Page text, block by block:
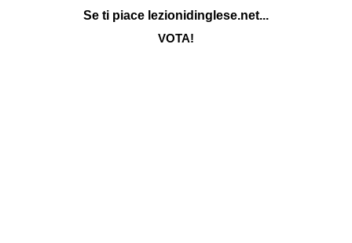
Se ti piace lezionidinglese.net...
VOTA!